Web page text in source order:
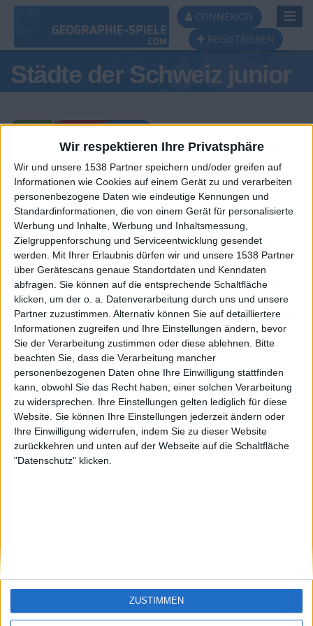
Wir respektieren Ihre Privatsphäre
Wir und unsere 1538 Partner speichern und/oder greifen auf
Informationen wie Cookies auf einem Gerät zu und verarbeiten
personenbezogene Daten wie eindeutige Kennungen und
Standardinformationen, die von einem Gerät für personalisierte
Werbung und Inhalte, Werbung und Inhaltsmessung,
Zielgruppenforschung und Serviceentwicklung gesendet
werden. Mit Ihrer Erlaubnis dürfen wir und unsere 1538 Partner
über Gerätescans genaue Standortdaten und Kenndaten
abfragen. Sie können auf die entsprechende Schaltfläche
klicken, um der o. a. Datenverarbeitung durch uns und unsere
Partner zuzustimmen. Alternativ können Sie auf detailliertere
Informationen zugreifen und Ihre Einstellungen ändern, bevor
Sie der Verarbeitung zustimmen oder diese ablehnen. Bitte
beachten Sie, dass die Verarbeitung mancher
personenbezogenen Daten ohne Ihre Einwilligung stattfinden
kann, obwohl Sie das Recht haben, einer solchen Verarbeitung
zu widersprechen. Ihre Einstellungen gelten lediglich für diese
Website. Sie können Ihre Einstellungen jederzeit ändern oder
Ihre Einwilligung widerrufen, indem Sie zu dieser Website
zurückkehren und unten auf der Webseite auf die Schaltfläche
"Datenschutz" klicken.
ZUSTIMMEN
CONNEXION
REGISTRIEREN
Städte der Schweiz junior
Tagespodest
#1
KXM aus der
Oberpfalz
#2
EnzRRh
#3
eek
Si vous êtes francophone, vous devriez allerici
🇺🇸 We noticed you’re visiting
from an English-speaking
country
Join our American version now and be
among the firsts to submit your score
on our leaderboards!
Let's visit GeoHeroes.com!